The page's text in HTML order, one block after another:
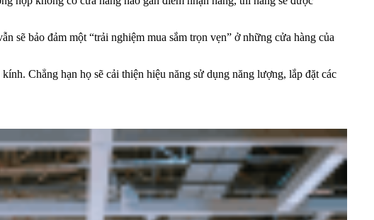
sẽ bảo đảm một “trải nghiệm mua sắm trọn vẹn” ở những cửa hàng của
Chẳng hạn họ sẽ cải thiện hiệu năng sử dụng năng lượng, lắp đặt các